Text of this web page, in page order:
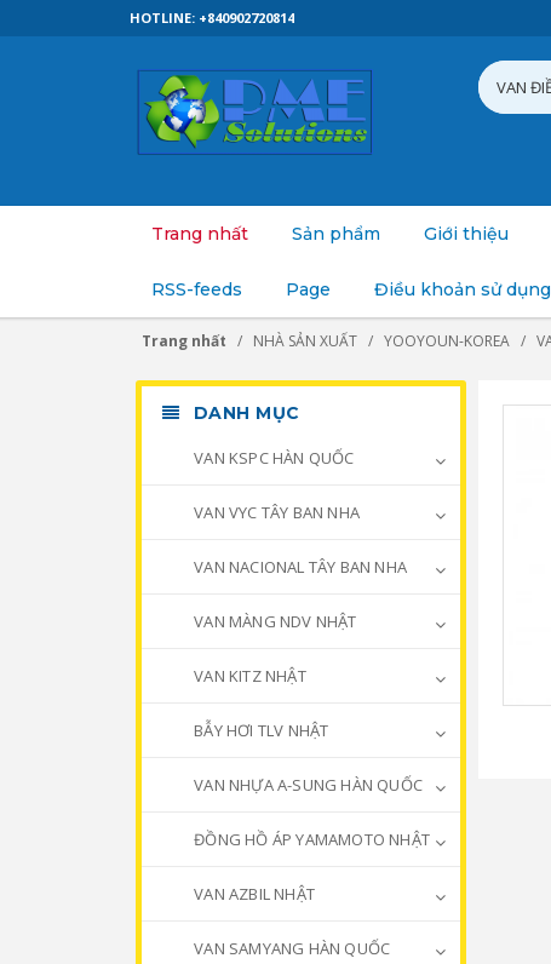
HOTLINE: +840902720814
Trang nhất Sản phẩm Giới thiệu
RSS-feeds Page Điều khoản sử dụng
Trang nhất NHÀ SẢN XUẤT YOOYOUN-KOREA
DANH MỤC
VAN KSPC HÀN QUỐC
VAN VYC TÂY BAN NHA
VAN NACIONAL TÂY BAN NHA
VAN MÀNG NDV NHẬT
VAN KITZ NHẬT
BẪY HƠI TLV NHẬT
VAN NHỰA A-SUNG HÀN QUỐC
ĐỒNG HỒ ÁP YAMAMOTO NHẬT
VAN AZBIL NHẬT
VAN SAMYANG HÀN QUỐC